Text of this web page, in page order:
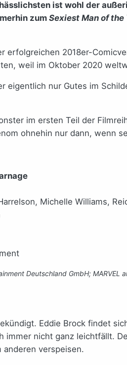
ist wohl der
zumSexiest Man of the
2018er-
weil im Oktober 2020
eigentlich nur Gutes im
im ersten Teil der
ohnehin nur dann, wenn
Michelle Williams,
Deutschland GmbH; MARVEL
Eddie Brock findet
nicht ganz leichtfällt.
verspeisen.